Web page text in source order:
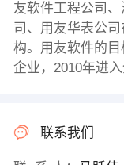
友软件工程公司
司、用友华表公
构。用友软件的
企业，2010年进
联系我们